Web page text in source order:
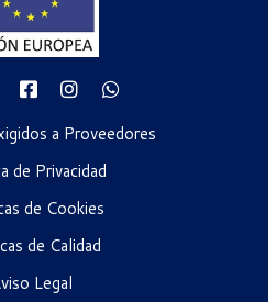
a Proveedores
de Privacidad
de Cookies
de Calidad
Legal